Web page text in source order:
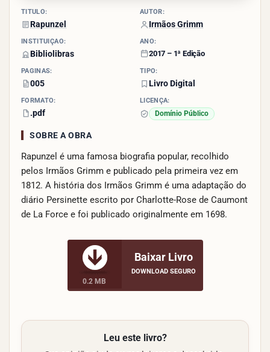
TÍTULO:
Rapunzel
AUTOR:
Irmãos Grimm
INSTITUIÇÃO:
Bibliolibras
ANO:
2017 – 1ª Edição
PÁGINAS:
005
TIPO:
Livro Digital
FORMATO:
.pdf
LICENÇA:
Domínio Público
SOBRE A OBRA
Rapunzel é uma famosa biografia popular, recolhido
pelos Irmãos Grimm e publicado pela primeira vez em
1812. A história dos Irmãos Grimm é uma adaptação do
diário Persinette escrito por Charlotte-Rose de Caumont
de La Force e foi publicado originalmente em 1698.
0.2 MB
Baixar Livro
DOWNLOAD SEGURO
Leu este livro?